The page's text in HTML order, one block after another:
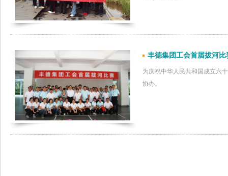
丰德集团工会首届拔河比
为庆祝中华人民共和国成立六
协办。